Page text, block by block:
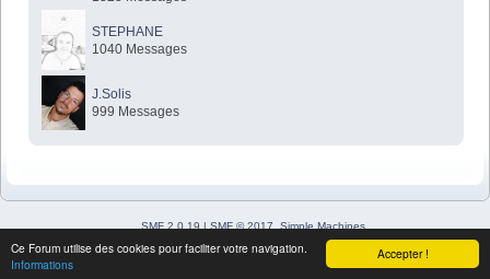
Accepter !
Ce Forum utilise des cookies pour faciliter votre navigation.
Informations
STEPHANE
1040 Messages
J.Solis
999 Messages
SMF 2.0.19 | SMF © 2017
Simple Machines
Simple Audio Video Embedder
SimplePortal 2.3.7 © 2008-2026, SimplePortal